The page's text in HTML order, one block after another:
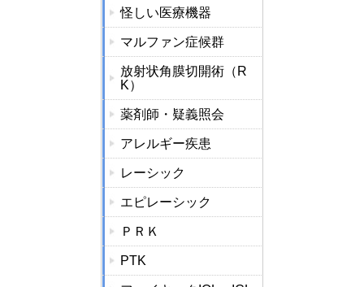
怪しい医療機器
マルファン症候群
放射状角膜切開術（R
K）
薬剤師・疑義照会
アレルギー疾患
レーシック
エピレーシック
ＰＲＫ
PTK